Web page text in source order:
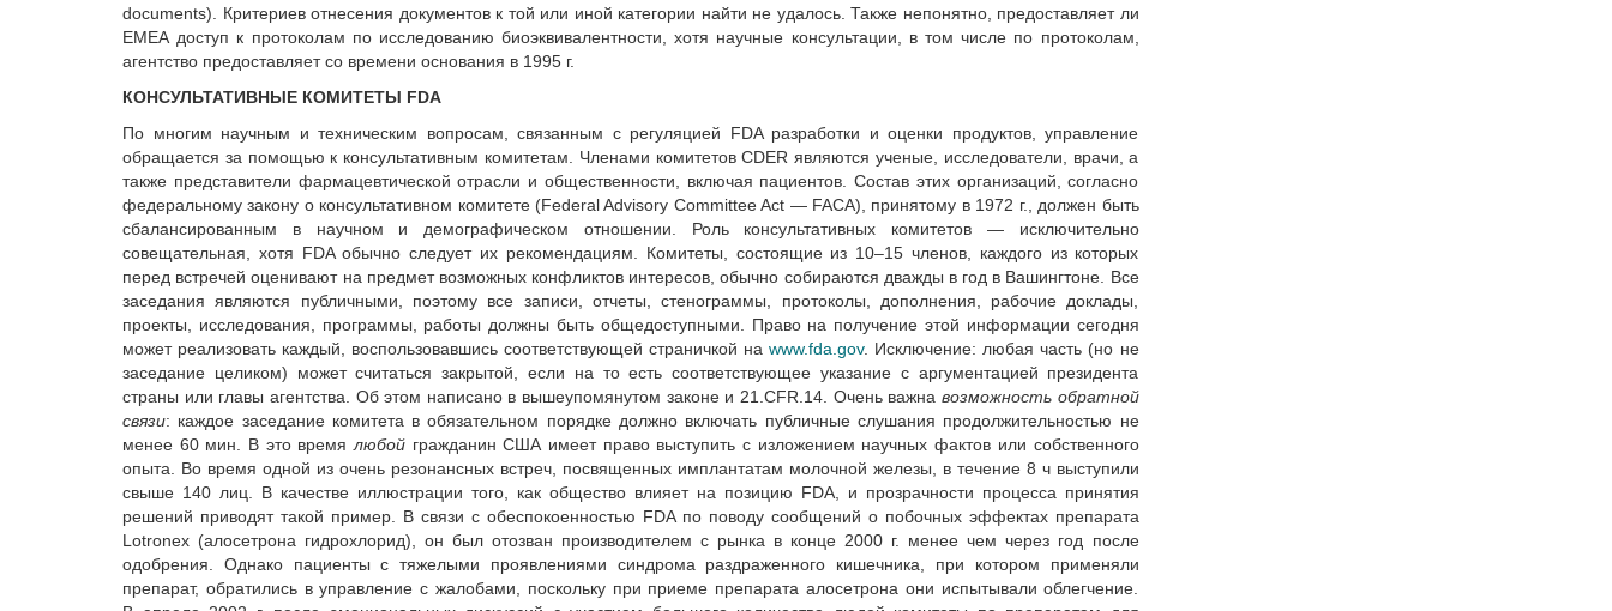
documents). Критериев отнесения документов к той или иной категории найти не удалось. Также непонятно, предоставляет ли
ЕМЕА доступ к протоколам по исследованию биоэквивалентности, хотя научные консультации, в том числе по протоколам,
агентство предоставляет со времени основания в 1995 г.
КОНСУЛЬТАТИВНЫЕ КОМИТЕТЫ FDA
По многим научным и техническим вопросам, связанным с регуляцией FDA разработки и оценки продуктов, управление
обращается за помощью к консультативным комитетам. Членами комитетов CDER являются ученые, исследователи, врачи, а
также представители фармацевтической отрасли и общественности, включая пациентов. Состав этих организаций, согласно
федеральному закону о консультативном комитете (Federal Advisory Committee Act — FACA), принятому в 1972 г., должен быть
сбалансированным в научном и демографическом отношении. Роль консультативных комитетов — исключительно
совещательная, хотя FDA обычно следует их рекомендациям. Комитеты, состоящие из 10–15 членов, каждого из которых
перед встречей оценивают на предмет возможных конфликтов интересов, обычно собираются дважды в год в Вашингтоне. Все
заседания являются публичными, поэтому все записи, отчеты, стенограммы, протоколы, дополнения, рабочие доклады,
проекты, исследования, программы, работы должны быть общедоступными. Право на получение этой информации сегодня
может реализовать каждый, воспользовавшись соответствующей страничкой наwww.fda.gov. Исключение: любая часть (но не
заседание целиком) может считаться закрытой, если на то есть соответствующее указание с аргументацией президента
страны или главы агентства. Об этом написано в вышеупомянутом законе и 21.CFR.14. Очень важна возможность обратной
связи: каждое заседание комитета в обязательном порядке должно включать публичные слушания продолжительностью не
менее 60 мин. В это времялюбой гражданин США имеет право выступить с изложением научных фактов или собственного
опыта. Во время одной из очень резонансных встреч, посвященных имплантатам молочной железы, в течение 8 ч выступили
свыше 140 лиц. В качестве иллюстрации того, как общество влияет на позицию FDA, и прозрачности процесса принятия
решений приводят такой пример. В связи с обеспокоенностью FDA по поводу сообщений о побочных эффектах препарата
Lotronex (алосетрона гидрохлорид), он был отозван производителем с рынка в конце 2000 г. менее чем через год после
одобрения. Однако пациенты с тяжелыми проявлениями синдрома раздраженного кишечника, при котором применяли
препарат, обратились в управление с жалобами, поскольку при приеме препарата алосетрона они испытывали облегчение.